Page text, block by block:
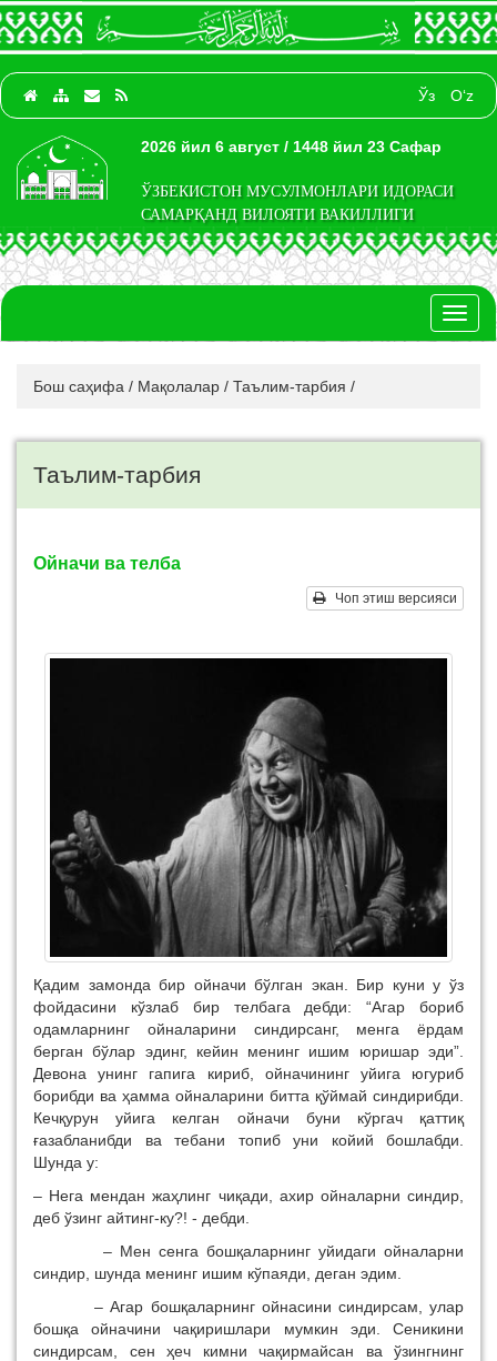
Ўз O‘z
2026 йил 6 август / 1448 йил 23 Сафар
ЎЗБЕКИСТОН МУСУЛМОНЛАРИ ИДОРАСИ
САМАРҚАНД ВИЛОЯТИ ВАКИЛЛИГИ
Бош саҳифа / Мақолалар / Таълим-тарбия /
Таълим-тарбия
Ойначи ва телба
Чоп этиш версияси
Қадим замонда бир ойначи бўлган экан. Бир куни у ўз
фойдасини кўзлаб бир телбага дебди: “Агар бориб
одамларнинг ойналарини синдирсанг, менга ёрдам
берган бўлар эдинг, кейин менинг ишим юришар эди”.
Девона унинг гапига кириб, ойначининг уйига югуриб
борибди ва ҳамма ойналарини битта қўймай синдирибди.
Кечқурун уйига келган ойначи буни кўргач қаттиқ
ғазабланибди ва тебани топиб уни койий бошлабди.
Шунда у:
– Нега мендан жаҳлинг чиқади, ахир ойналарни синдир,
деб ўзинг айтинг-ку?! - дебди.
– Мен сенга бошқаларнинг уйидаги ойналарни
синдир, шунда менинг ишим кўпаяди, деган эдим.
– Агар бошқаларнинг ойнасини синдирсам, улар
бошқа ойначини чақиришлари мумкин эди. Сеникини
синдирсам, сен ҳеч кимни чақирмайсан ва ўзингнинг